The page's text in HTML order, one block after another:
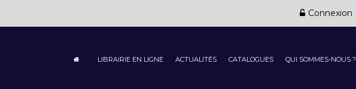
Connexion
LIBRAIRIE EN LIGNE ACTUALITÉS CATALOGUES QUI SOMMES-NOUS ?